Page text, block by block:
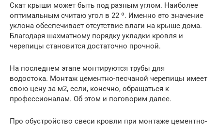
Скат крыши может быть под разным углом. Наиболее
оптимальным считаю угол в 22 º. Именно это значение
уклона обеспечивает отсутствие влаги на крыше дома.
Благодаря шахматному порядку укладки кровля и
черепицы становится достаточно прочной.
На последнем этапе монтируются трубы для
водостока. Монтаж цементно-песчаной черепицы имеет
свою цену за м2, если, конечно, обращаться к
профессионалам. Об этом и поговорим далее.
Про обустройство свеси кровли при монтаже цементно-